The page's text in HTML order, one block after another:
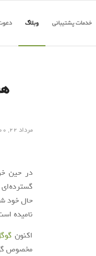
خدمات پشتیبانی وبلاگ
مرداد ۲۲, ۱۴۰۰
در حین
نامیده
اکنون
مخصوص